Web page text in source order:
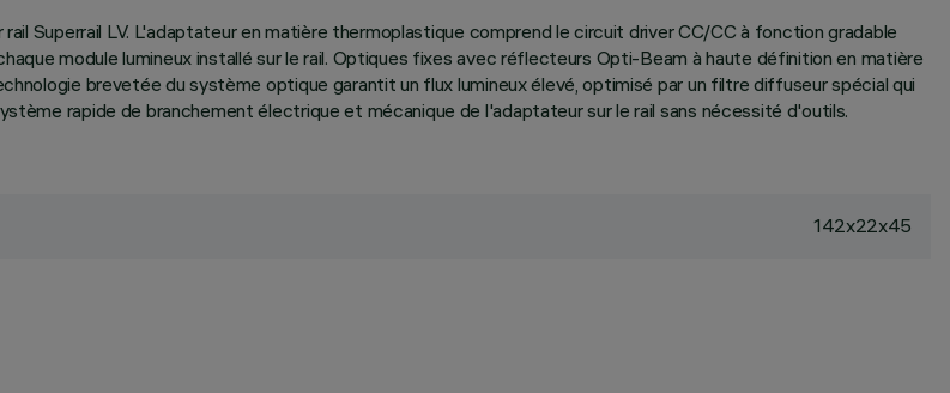
Superrail LV. L'adaptateur en matière thermoplastique comprend le circuit driver CC/CC à fonction gradable
module lumineux installé sur le rail. Optiques fixes avec réflecteurs Opti-Beam à haute définition en matière
brevetée du système optique garantit un flux lumineux élevé, optimisé par un filtre diffuseur spécial qui
rapide de branchement électrique et mécanique de l'adaptateur sur le rail sans nécessité d'outils.
142x22x45